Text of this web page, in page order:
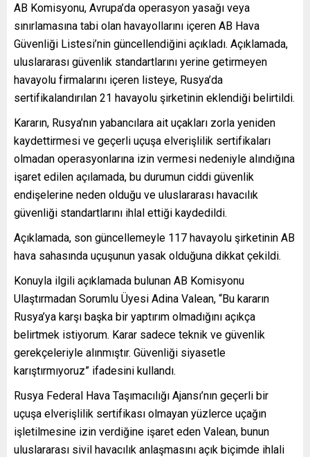
AB Komisyonu, Avrupa’da operasyon yasağı veya
sınırlamasına tabi olan havayollarını içeren AB Hava
Güvenliği Listesi’nin güncellendiğini açıkladı. Açıklamada,
uluslararası güvenlik standartlarını yerine getirmeyen
havayolu firmalarını içeren listeye, Rusya’da
sertifikalandırılan 21 havayolu şirketinin eklendiği belirtildi.
Kararın, Rusya’nın yabancılara ait uçakları zorla yeniden
kaydettirmesi ve geçerli uçuşa elverişlilik sertifikaları
olmadan operasyonlarına izin vermesi nedeniyle alındığına
işaret edilen açılamada, bu durumun ciddi güvenlik
endişelerine neden olduğu ve uluslararası havacılık
güvenliği standartlarını ihlal ettiği kaydedildi.
Açıklamada, son güncellemeyle 117 havayolu şirketinin AB
hava sahasında uçuşunun yasak olduğuna dikkat çekildi.
Konuyla ilgili açıklamada bulunan AB Komisyonu
Ulaştırmadan Sorumlu Üyesi Adina Valean, “Bu kararın
Rusya’ya karşı başka bir yaptırım olmadığını açıkça
belirtmek istiyorum. Karar sadece teknik ve güvenlik
gerekçeleriyle alınmıştır. Güvenliği siyasetle
karıştırmıyoruz” ifadesini kullandı.
Rusya Federal Hava Taşımacılığı Ajansı’nın geçerli bir
uçuşa elverişlilik sertifikası olmayan yüzlerce uçağın
işletilmesine izin verdiğine işaret eden Valean, bunun
uluslararası sivil havacılık anlaşmasını açık biçimde ihlali